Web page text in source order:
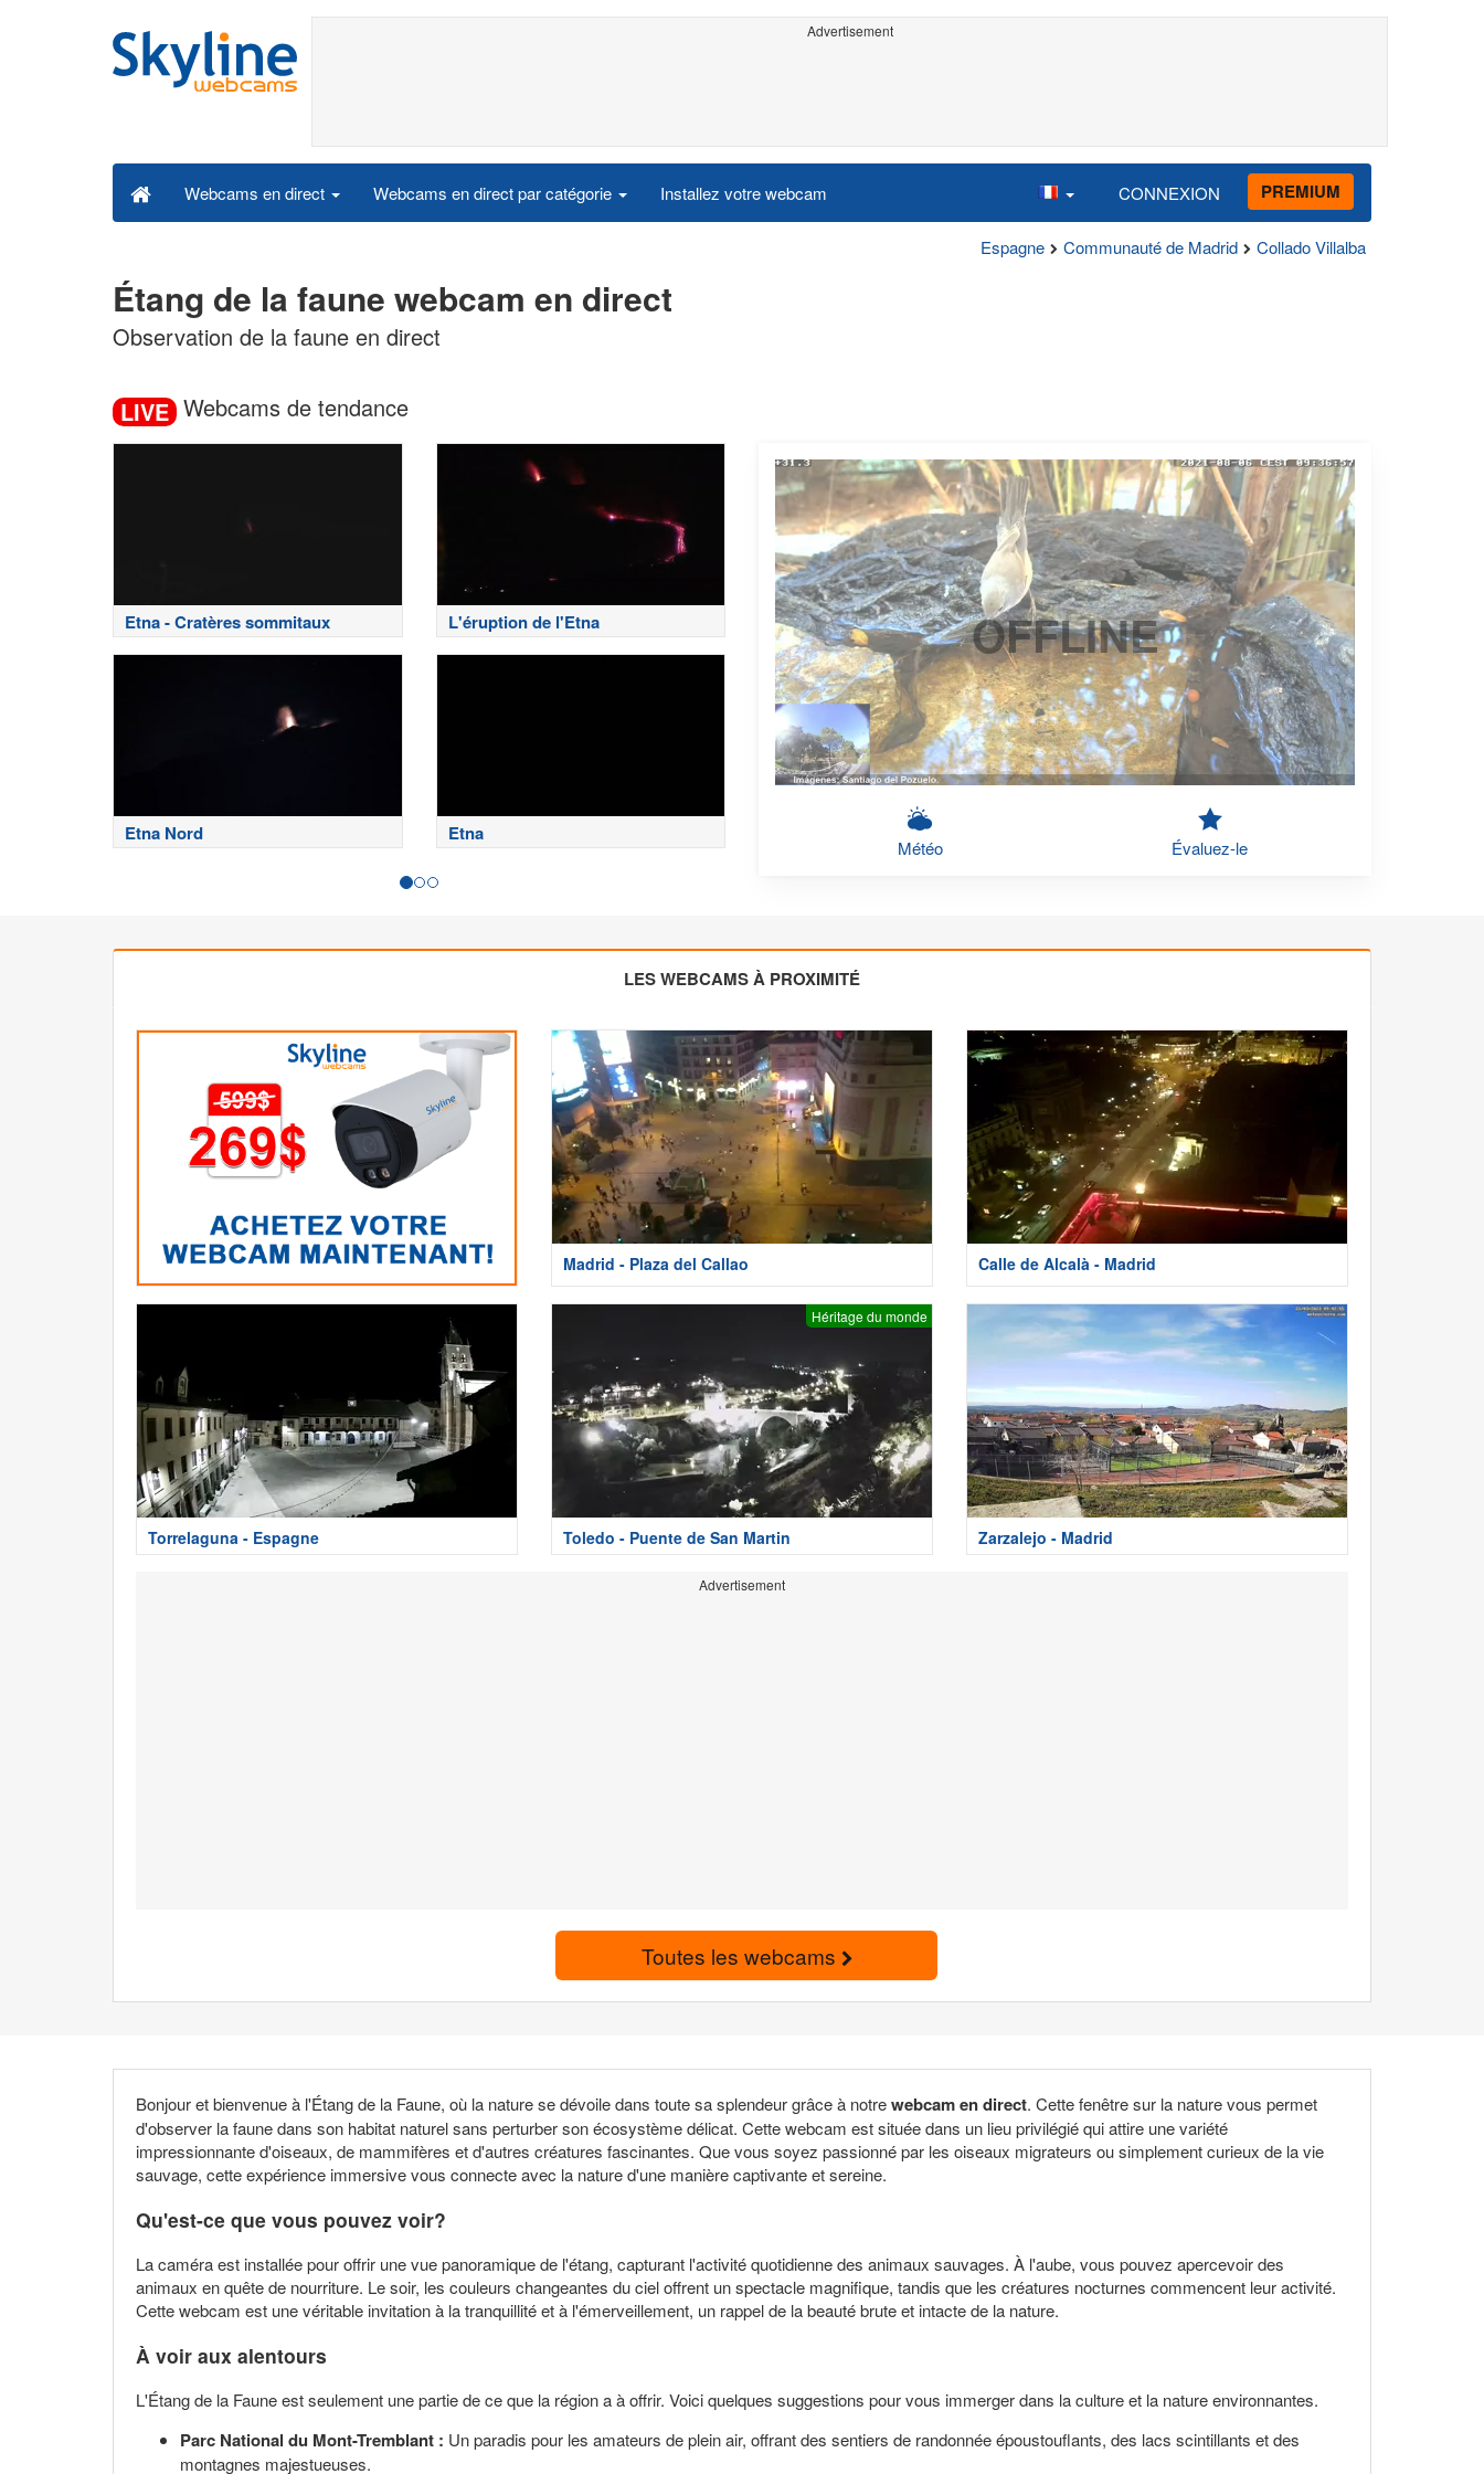
Advertisement
Webcams en direct Webcams en direct par catégorie Installez votre webcam CONNEXION PREMIUM
Espagne Communauté de Madrid Collado Villalba
Étang de la faune webcam en direct
Observation de la faune en direct
LIVE Webcams de tendance
Etna - Cratères sommitaux L'éruption de l'Etna
Etna Nord Etna
OFFLINE
Météo Évaluez-le
LES WEBCAMS À PROXIMITÉ
Madrid - Plaza del Callao Calle de Alcalà - Madrid
Torrelaguna - Espagne
Héritage du monde
Toledo - Puente de San Martin Zarzalejo - Madrid
Advertisement
Toutes les webcams
Bonjour et bienvenue à l'Étang de la Faune, où la nature se dévoile dans toute sa splendeur grâce à notrewebcam en direct. Cette fenêtre sur la nature vous permet
d'observer la faune dans son habitat naturel sans perturber son écosystème délicat. Cette webcam est située dans un lieu privilégié qui attire une variété
impressionnante d'oiseaux, de mammifères et d'autres créatures fascinantes. Que vous soyez passionné par les oiseaux migrateurs ou simplement curieux de la vie
sauvage, cette expérience immersive vous connecte avec la nature d'une manière captivante et sereine.
Qu'est-ce que vous pouvez voir?
La caméra est installée pour offrir une vue panoramique de l'étang, capturant l'activité quotidienne des animaux sauvages. À l'aube, vous pouvez apercevoir des
animaux en quête de nourriture. Le soir, les couleurs changeantes du ciel offrent un spectacle magnifique, tandis que les créatures nocturnes commencent leur activité.
Cette webcam est une véritable invitation à la tranquillité et à l'émerveillement, un rappel de la beauté brute et intacte de la nature.
À voir aux alentours
L'Étang de la Faune est seulement une partie de ce que la région a à offrir. Voici quelques suggestions pour vous immerger dans la culture et la nature environnantes.
Parc National du Mont-Tremblant : Un paradis pour les amateurs de plein air, offrant des sentiers de randonnée époustouflants, des lacs scintillants et des
montagnes majestueuses.